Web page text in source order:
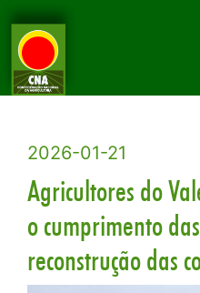
2026-01-21
Agricultores do
o cumprimento
reconstrução das